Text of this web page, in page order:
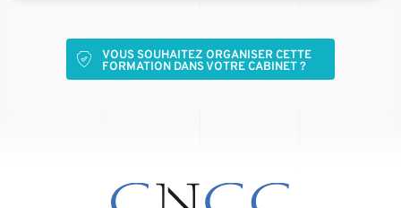
VOUS SOUHAITEZ ORGANISER CETTE
FORMATION DANS VOTRE CABINET ?